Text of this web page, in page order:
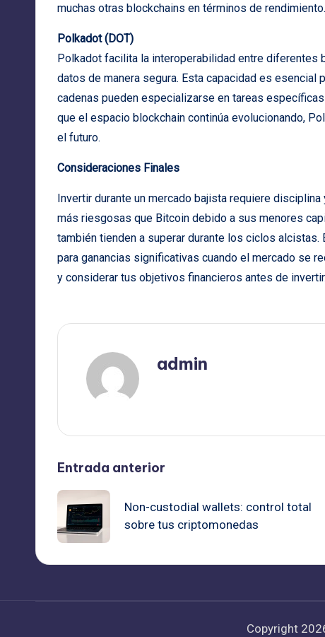
muchas otras blockchains en términos de rendimiento.
Polkadot (DOT)
Polkadot facilita la interoperabilidad entre diferentes
datos de manera segura. Esta capacidad es
cadenas pueden especializarse en tareas
que el espacio blockchain continúa evolucionando,
el futuro.
Consideraciones Finales
Invertir durante un mercado bajista requiere
más riesgosas que Bitcoin debido a sus menores
también tienden a superar durante los ciclos
para ganancias significativas cuando el mercado se
y considerar tus objetivos financieros antes de invertir.
admin
Navegación
de
entradas
Entrada anterior
Non-custodial wallets: control total
sobre tus criptomonedas
Copyright